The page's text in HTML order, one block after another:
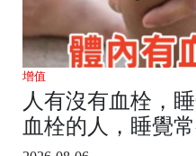
增值
人有沒有血栓，
血栓的人，睡覺